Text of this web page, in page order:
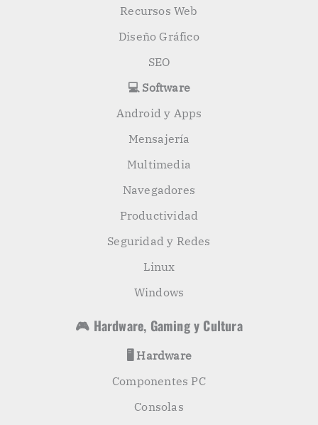
Recursos Web
Diseño Gráfico
SEO
💻 Software
Android y Apps
Mensajería
Multimedia
Navegadores
Productividad
Seguridad y Redes
Linux
Windows
🎮 Hardware, Gaming y Cultura
🖥️ Hardware
Componentes PC
Consolas